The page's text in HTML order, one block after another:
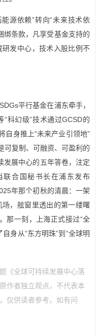
源依赖”转向“未来技术依
绑条款，凡享受基金支持的
发中心，技术入股比例不
平行基金在浦东牵手，
科幻级”技术通过GCSD的
自身推上“未来产业引领地”
可复制、可融资、可盈利的
展中心的五年答卷，注定
联合国秘书长在浦东发布
年那个初秋的清晨：一架
，舷窗里透出的第一缕曙
那一刻，上海正式接过“全
身从“东方明珠”到“全球明
《全球可持续发展中心落
作者独立观点，不代表本
仅供读者参考。如有问